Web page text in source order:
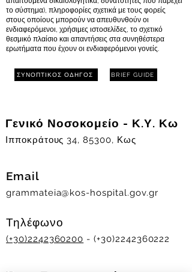
το σύστημα), πληροφορίες σχετικά με τους φορείς
στους οποίους μπορούν να απευθυνθούν οι
ενδιαφερόμενοι, χρήσιμες ιστοσελίδες, το σχετικό
θεσμικό πλαίσιο και απαντήσεις στα συνηθέστερα
ερωτήματα που έχουν οι ενδιαφερόμενοι γονείς.
ΣΥΝΟΠΤΙΚΟΣ ΟΔΗΓΟΣ BRIEF GUIDE
Γενικό Νοσοκομείο - Κ.Υ. Κω
Ιπποκράτους 34, 85300, Κως
Email
grammateia@kos-hospital.gov.gr
Τηλέφωνο
(+30)2242360200 - (+30)2242360222